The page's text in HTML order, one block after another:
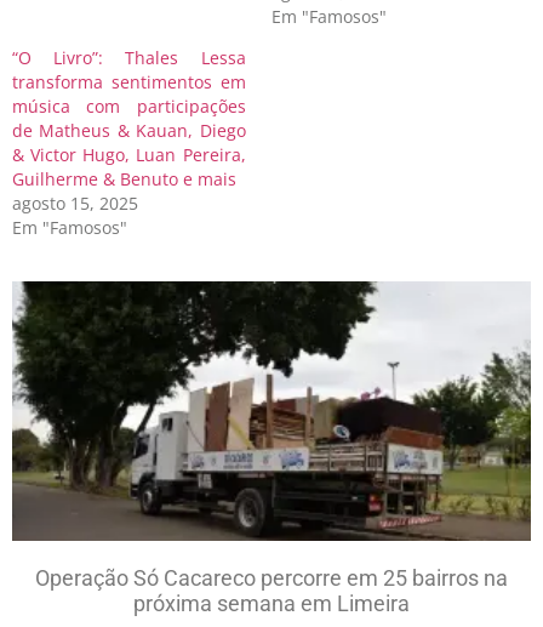
Em "Famosos"
“O Livro”: Thales Lessa
transforma sentimentos em
música com participações
de Matheus & Kauan, Diego
& Victor Hugo, Luan Pereira,
Guilherme & Benuto e mais
agosto 15, 2025
Em "Famosos"
Operação Só Cacareco percorre em 25 bairros na
próxima semana em Limeira